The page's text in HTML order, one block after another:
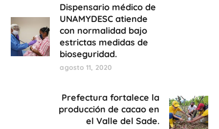
Dispensario médico de
UNAMYDESC atiende
con normalidad bajo
estrictas medidas de
bioseguridad.
agosto 11, 2020
Prefectura fortalece la
producción de cacao en
el Valle del Sade.